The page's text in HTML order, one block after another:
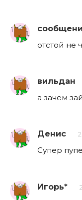
отстой не
вильдан
а зачем
Денис
Супер
Игорь*